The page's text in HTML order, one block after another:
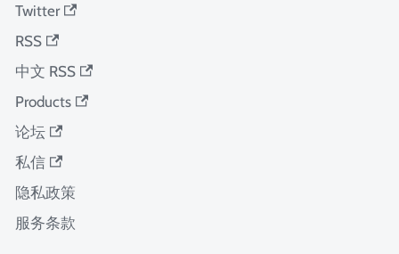
Twitter
RSS
中文 RSS
Products
论坛
私信
隐私政策
服务条款